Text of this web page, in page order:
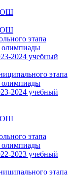
этапа
олимпиады
2024 учебный
этапа
олимпиады
2024 учебный
этапа
олимпиады
2023 учебный
этапа